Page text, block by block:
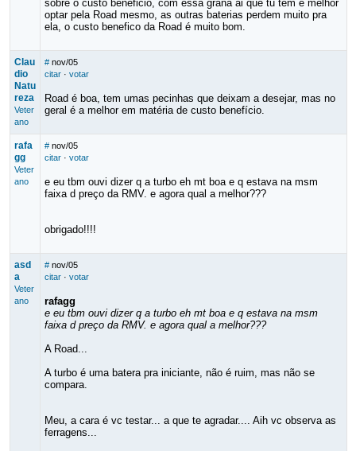
sobre o custo beneficio, com essa grana ai que tu tem é melhor
optar pela Road mesmo, as outras baterias perdem muito pra
ela, o custo benefico da Road é muito bom.
Clau
dio
Natu
reza
Veter
ano
# nov/05
citar· votar
Road é boa, tem umas pecinhas que deixam a desejar, mas no
geral é a melhor em matéria de custo benefício.
rafa
gg
Veter
ano
# nov/05
citar· votar
e eu tbm ouvi dizer q a turbo eh mt boa e q estava na msm
faixa d preço da RMV. e agora qual a melhor???
obrigado!!!!
asd
a
Veter
ano
# nov/05
citar· votar
rafagg
e eu tbm ouvi dizer q a turbo eh mt boa e q estava na msm
faixa d preço da RMV. e agora qual a melhor???
A Road...
A turbo é uma batera pra iniciante, não é ruim, mas não se
compara.
Meu, a cara é vc testar... a que te agradar.... Aih vc observa as
ferragens...